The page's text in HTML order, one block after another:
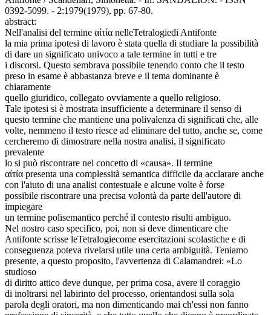
0392-5099. - 2:1979(1979), pp. 67-80.
abstract:
Nell'analisi del termine αίτία nelleTetralogiedi Antifonte
la mia prima ipotesi di lavoro è stata quella di studiare la possibilità
di dare un significato univoco a tale termine in tutti e tre
i discorsi. Questo sembrava possibile tenendo conto che il testo
preso in esame è abbastanza breve e il tema dominante è
chiaramente
quello giuridico, collegato ovviamente a quello religioso.
Tale ipotesi si è mostrata insufficiente a determinare il senso di
questo termine che mantiene una polivalenza di significati che, alle
volte, nemmeno il testo riesce ad eliminare del tutto, anche se, come
cercheremo di dimostrare nella nostra analisi, il significato
prevalente
lo si può riscontrare nel concetto di «causa». Il termine
αίτία presenta una complessità semantica difficile da acclarare anche
con l'aiuto di una analisi contestuale e alcune volte è forse
possibile riscontrare una precisa volontà da parte dell'autore di
impiegare
un termine polisemantico perché il contesto risulti ambiguo.
Nel nostro caso specifico, poi, non si deve dimenticare che
Antifonte scrisse leTetralogiecome esercitazioni scolastiche e di
conseguenza poteva rivelarsi utile una certa ambiguità. Teniamo
presente, a questo proposito, l'avvertenza di Calamandrei: «Lo
studioso
di diritto attico deve dunque, per prima cosa, avere il coraggio
di inoltrarsi nel labirinto del processo, orientandosi sulla sola
parola degli oratori, ma non dimenticando mai ch'essi non fanno